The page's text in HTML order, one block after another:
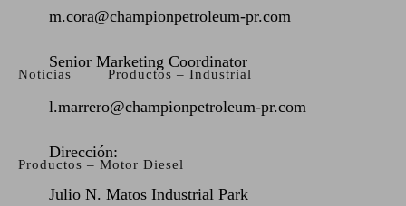
Noticias Productos – Industrial
Productos – Motor Diesel
m.cora@championpetroleum-pr.com
Senior Marketing Coordinator
l.marrero@championpetroleum-pr.com
Dirección:
Julio N. Matos Industrial Park